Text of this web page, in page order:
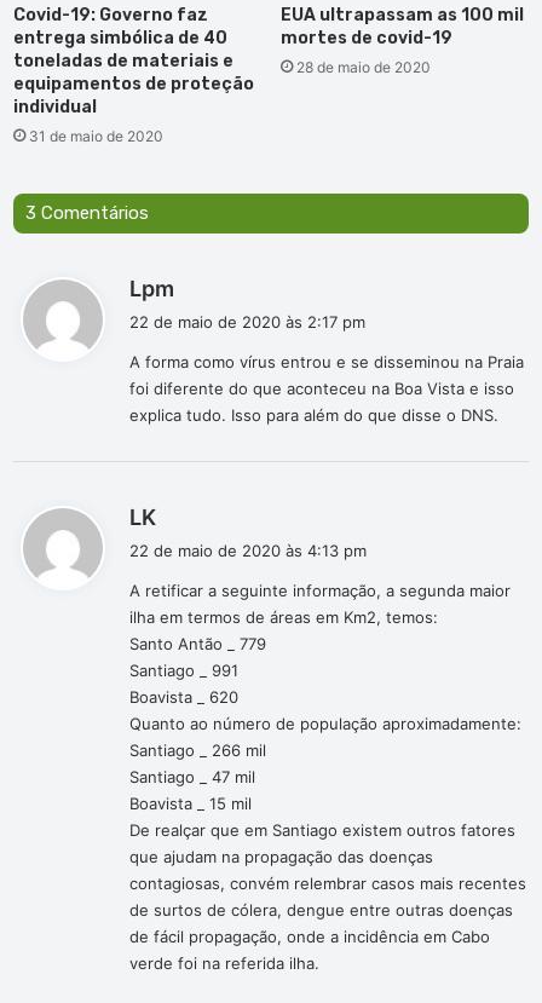
Covid-19: Governo faz
entrega simbólica de 40
toneladas de materiais e
equipamentos de proteção
individual
31 de maio de 2020
EUA ultrapassam as 100 mil
mortes de covid-19
28 de maio de 2020
3 Comentários
Lpm
s
e
:
22 de maio de 2020 às 2:17 pm
A forma como vírus entrou e se disseminou na Praia
foi diferente do que aconteceu na Boa Vista e isso
explica tudo. Isso para além do que disse o DNS.
LK
s
e
:
22 de maio de 2020 às 4:13 pm
A retificar a seguinte informação, a segunda maior
ilha em termos de áreas em Km2, temos:
Santo Antão _ 779
Santiago _ 991
Boavista _ 620
Quanto ao número de população aproximadamente:
Santiago _ 266 mil
Santiago _ 47 mil
Boavista _ 15 mil
De realçar que em Santiago existem outros fatores
que ajudam na propagação das doenças
contagiosas, convém relembrar casos mais recentes
de surtos de cólera, dengue entre outras doenças
de fácil propagação, onde a incidência em Cabo
verde foi na referida ilha.